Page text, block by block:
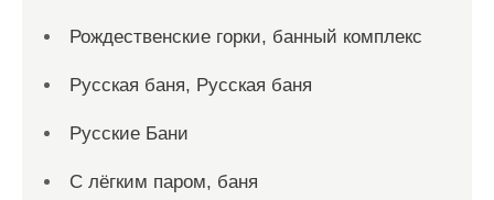
Рождественские горки, банный комплекс
Русская баня, Русская баня
Русские Бани
С лёгким паром, баня